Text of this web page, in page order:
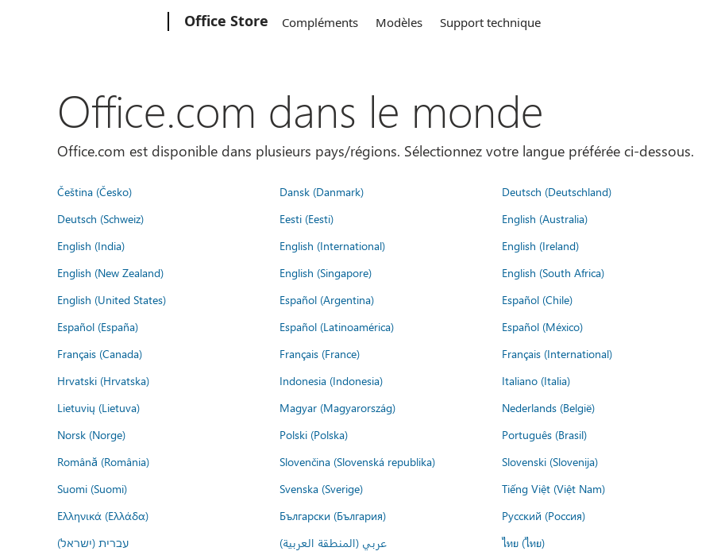
Office Store Compléments Modèles Support technique
Office.com dans le monde
Office.com est disponible dans plusieurs pays/régions. Sélectionnez votre langue préférée ci-dessous.
Čeština (Česko) Dansk (Danmark) Deutsch (Deutschland)
Deutsch (Schweiz)
Eesti (Eesti) English (Australia)
English (India)
English (International) English (Ireland)
English (New Zealand)
English (Singapore) English (South Africa)
English (United States)
Español (Argentina) Español (Chile)
Español (España)
Español (Latinoamérica) Español (México)
Français (Canada)
Français (France) Français (International)
Hrvatski (Hrvatska)
Indonesia (Indonesia) Italiano (Italia)
Lietuvių (Lietuva)
Magyar (Magyarország) Nederlands (België)
Norsk (Norge)
Polski (Polska) Português (Brasil)
Română (România)
Slovenčina (Slovenská republika) Slovenski (Slovenija)
Suomi (Suomi)
Svenska (Sverige) Tiếng Việt (Việt Nam)
Ελληνικά (Ελλάδα)
Български (България) Русский (Россия)
עברית (ישראל)
عربي (المنطقة العربية) ไทย (ไทย)